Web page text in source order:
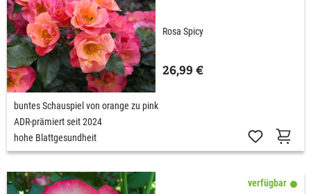
Rosa Spicy
26,99 €
buntes Schauspiel von orange zu pink
ADR-prämiert seit 2024
hohe Blattgesundheit
verfügbar